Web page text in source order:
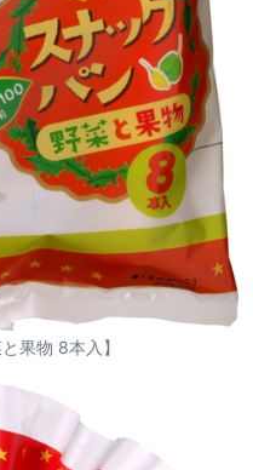
果物 8本入】